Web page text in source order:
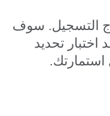
التسجيل. سوف
اختبار تحديد